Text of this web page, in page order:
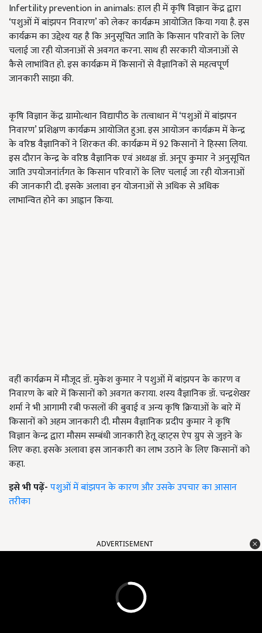
Infertility prevention in animals: हाल ही में कृषि विज्ञान केंद्र द्वारा
‘पशुओं में बांझपन निवारण’ को लेकर कार्यक्रम आयोजित किया गया है. इस
कार्यक्रम का उद्देश्य यह है कि अनुसूचित जाति के किसान परिवारों के लिए
चलाई जा रही योजनाओं से अवगत करना. साथ ही सरकारी योजनाओं से
कैसे लाभांवित हो. इस कार्यक्रम में किसानों से वैज्ञानिकों से महत्वपूर्ण
जानकारी साझा की.
कृषि विज्ञान केंद्र ग्रामोत्थान विद्यापीठ के तत्वाधान में ‘पशुओं में बांझपन
निवारण’ प्रशिक्षण कार्यक्रम आयोजित हुआ. इस आयोजन कार्यक्रम में केन्द्र
के वरिष्ठ वैज्ञानिकों ने शिरकत की. कार्यक्रम में 92 किसानों ने हिस्सा लिया.
इस दौरान केन्द्र के वरिष्ठ वैज्ञानिक एवं अध्यक्ष डॉ. अनूप कुमार ने अनुसूचित
जाति उपयोजनांर्तगत के किसान परिवारों के लिए चलाई जा रही योजनाओं
की जानकारी दी. इसके अलावा इन योजनाओं से अधिक से अधिक
लाभान्वित होने का आह्वान किया.
वहीं कार्यक्रम में मौजूद डॉ. मुकेश कुमार ने पशुओं में बांझपन के कारण व
निवारण के बारे में किसानों को अवगत कराया. शस्य वैज्ञानिक डॉ. चन्द्रशेखर
शर्मा ने भी आगामी रबी फसलों की बुवाई व अन्य कृषि क्रियाओं के बारे में
किसानों को अहम जानकारी दी. मौसम वैज्ञानिक प्रदीप कुमार ने कृषि
विज्ञान केन्द्र द्वारा मौसम सम्बंधी जानकारी हेतू व्हाट्स ऐप ग्रुप से जुड़ने के
लिए कहा. इसके अलावा इस जानकारी का लाभ उठाने के लिए किसानों को
कहा.
इसे भी पढ़ें-पशुओं में बांझपन के कारण और उसके उपचार का आसान
तरीका
ADVERTISEMENT